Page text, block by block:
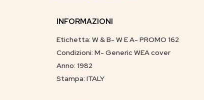
INFORMAZIONI
Etichetta: W & B- W E A- PROMO 162
Condizioni: M- Generic WEA cover
Anno: 1982
Stampa: ITALY